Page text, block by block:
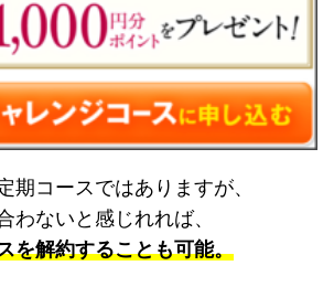
期コースではありますが、
わないと感じれれば、
を解約することも可能。